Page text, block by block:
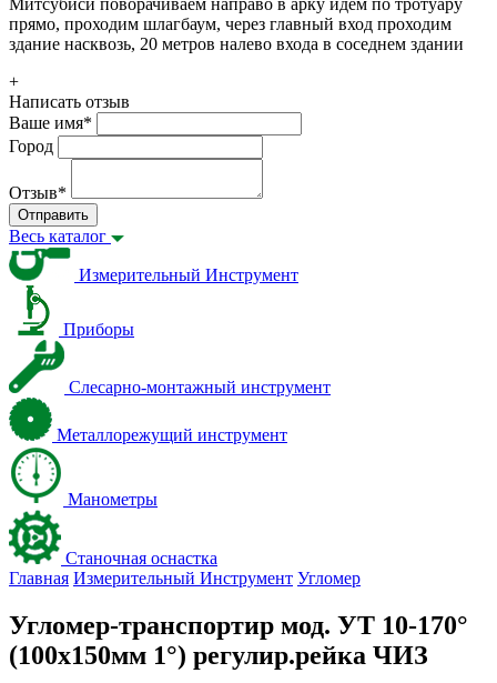
Митсубиси поворачиваем направо в арку идем по тротуару
прямо, проходим шлагбаум, через главный вход проходим
здание насквозь, 20 метров налево входа в соседнем здании
+
Написать отзыв
Ваше имя*
Город
Отзыв*
Отправить
Весь каталог
Измерительный Инструмент
Приборы
Слесарно-монтажный инструмент
Металлорежущий инструмент
Манометры
Станочная оснастка
Главная Измерительный Инструмент Угломер
Угломер-транспортир мод. УТ 10-170°
(100x150мм 1°) регулир.рейка ЧИЗ